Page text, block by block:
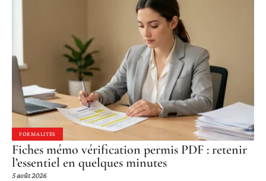
FORMALITÉS
Fiches mémo vérification permis PDF : retenir
l’essentiel en quelques minutes
5 août 2026